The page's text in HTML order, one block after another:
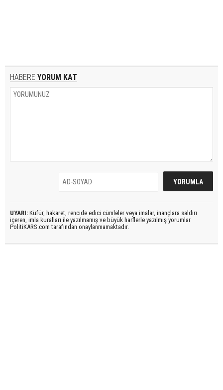
HABERE YORUM KAT
UYARI: Küfür, hakaret, rencide edici cümleler veya imalar, inançlara saldırı
içeren, imla kuralları ile yazılmamış ve büyük harflerle yazılmış yorumlar
PolitiKARS.com tarafından onaylanmamaktadır.